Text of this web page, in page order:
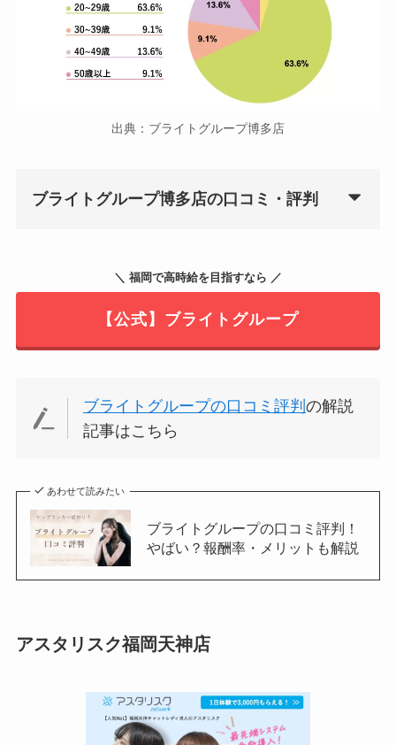
出典：ブライトグループ博多店
ブライトグループ博多店の口コミ・評判
＼ 福岡で高時給を目指すなら ／
【公式】ブライトグループ
ブライトグループの口コミ評判の解説
記事はこちら
あわせて読みたい
ブライトグループの口コミ評判！
やばい？報酬率・メリットも解説
アスタリスク福岡天神店